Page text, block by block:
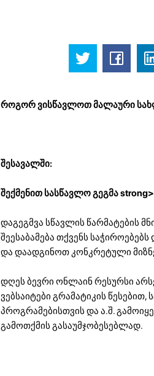
როგორ ვისწავლოთ მალაური
შესავალში:
შექმენით სასწავლო გეგმა strong>
დაგეგმვა სწავლის წარმატების
შეესაბამება თქვენს
და დაადგინოთ კონკრეტული
დღეს ბევრი ონლაინ რესურსი
ვებსაიტები გრამატიკის
პროგრამებისთვის და ა.შ.
გამოთქმის გასაუმჯობესებლად.